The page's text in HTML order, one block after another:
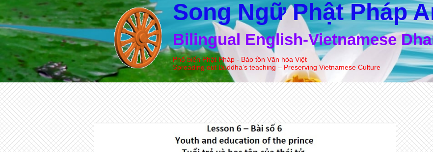
Song Ngữ Phật Pháp
Bilingual English-Vietnamese
Phổ biến Phật Pháp - Bảo tồn Văn hóa Việt
Spreading out Buddha’s teaching – Preserving Vietnamese Culture